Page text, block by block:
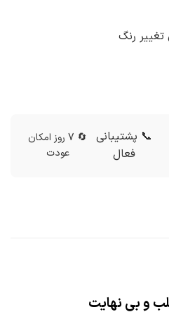
رنگ
📞 پشتیبانی
فعال
🔄 7 روز امکان
عودت
و بی نهایت